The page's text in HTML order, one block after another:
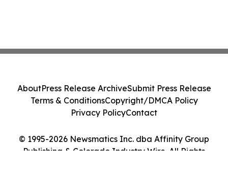
© 1995-2026 Newsmatics Inc. dba Affinity Group
Publishing & Colorado Industry Wire. All Rights
AboutPress Release ArchiveSubmit Press Release
Terms & ConditionsCopyright/DMCA Policy
Privacy PolicyContact